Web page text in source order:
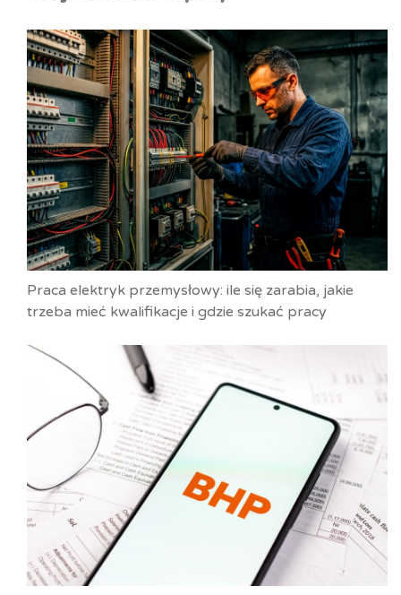
Praca elektryk przemysłowy: ile się zarabia, jakie
trzeba mieć kwalifikacje i gdzie szukać pracy